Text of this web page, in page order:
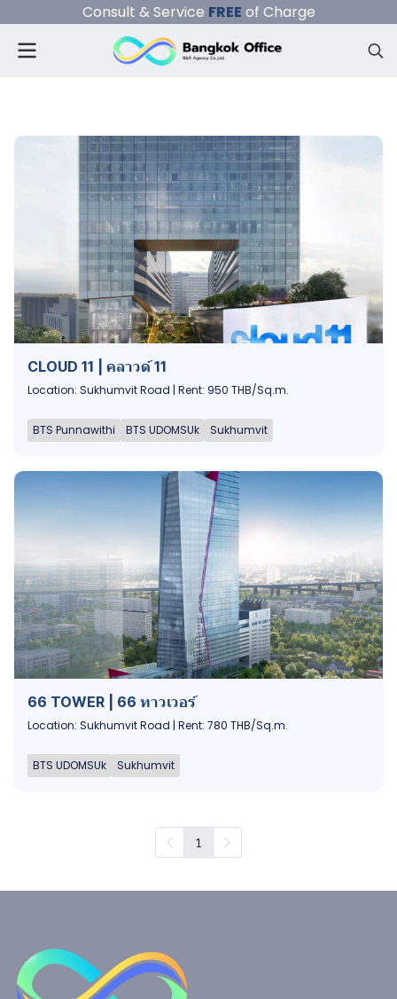
Consult & Service FREE of Charge
CLOUD 11 | คลาวด์ 11
Location: Sukhumvit Road | Rent: 950 THB/Sq.m.
BTS Punnawithi BTS UDOMSUk Sukhumvit
66 TOWER | 66 ทาวเวอร์
Location: Sukhumvit Road | Rent: 780 THB/Sq.m.
BTS UDOMSUk Sukhumvit
1